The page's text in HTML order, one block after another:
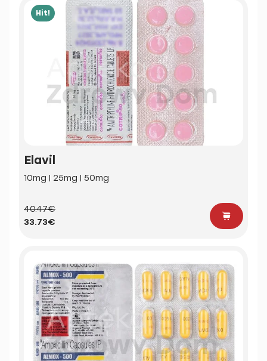
Hit!
Elavil
10mg | 25mg | 50mg
40.47€
33.73€